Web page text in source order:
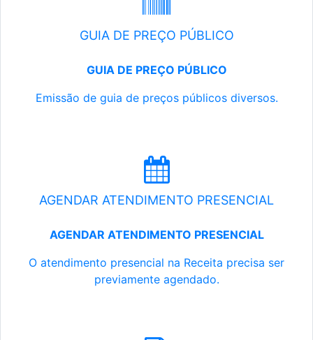
GUIA DE PREÇO PÚBLICO
GUIA DE PREÇO PÚBLICO
Emissão de guia de preços públicos diversos.
AGENDAR ATENDIMENTO PRESENCIAL
AGENDAR ATENDIMENTO PRESENCIAL
O atendimento presencial na Receita precisa ser
previamente agendado.